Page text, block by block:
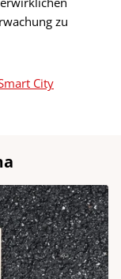
zu
City